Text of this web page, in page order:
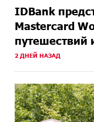
IDBank
Mastercard
путешествий
2 ДНЕЙ НАЗАД